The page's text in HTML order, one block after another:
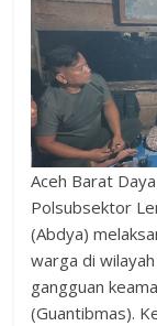
Aceh Barat
Polsubsektor
(Abdya)
warga di
gangguan
(Guantibmas).